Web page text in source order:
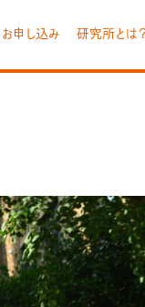
お申し込み 研究所とは